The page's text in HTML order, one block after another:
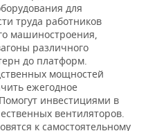
для
труда работников
машиностроения,
различного
до платформ.
мощностей
ежегодное
инвестициями в
вентиляторов.
к самостоятельному